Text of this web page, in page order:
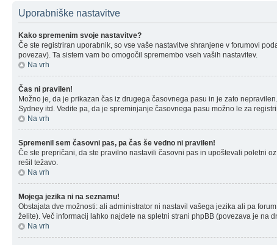
Uporabniške nastavitve
Kako spremenim svoje nastavitve?
Če ste registriran uporabnik, so vse vaše nastavitve shranjene v forumovi
povezav). Ta sistem vam bo omogočil spremembo vseh vaših nastavitev.
Na vrh
Čas ni pravilen!
Možno je, da je prikazan čas iz drugega časovnega pasu in je zato
Sydney itd. Vedite pa, da je spreminjanje časovnega pasu možno le za
Na vrh
Spremenil sem časovni pas, pa čas še vedno ni pravilen!
Če ste prepričani, da ste pravilno nastavili časovni pas in upoštevali poletni
rešil težavo.
Na vrh
Mojega jezika ni na seznamu!
Obstajata dve možnosti: ali administrator ni nastavil vašega jezika ali pa
želite). Več informacij lahko najdete na spletni strani phpBB (povezava je na
Na vrh